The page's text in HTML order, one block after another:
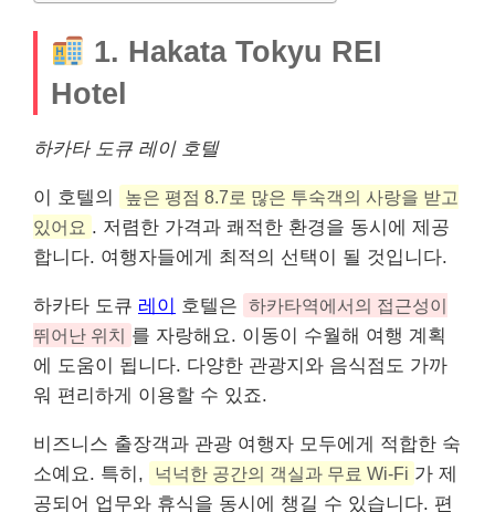
1. Hakata Tokyu REI
Hotel
하카타 도큐 레이호텔
이 호텔의
높은 평점 8.7로 많은 투숙객의 사랑을 받고
있어요 . 저렴한 가격과 쾌적한 환경을 동시에 제공
합니다. 여행자들에게 최적의 선택이 될 것입니다.
하카타 도큐 레이 호텔은
하카타역에서의 접근성이
뛰어난 위치 를 자랑해요. 이동이 수월해 여행 계획
에 도움이 됩니다. 다양한 관광지와 음식점도 가까
워 편리하게 이용할 수 있죠.
비즈니스 출장객과 관광 여행자 모두에게 적합한 숙
소예요. 특히,
넉넉한 공간의 객실과 무료 Wi-Fi 가 제
공되어 업무와 휴식을 동시에 챙길 수 있습니다. 편